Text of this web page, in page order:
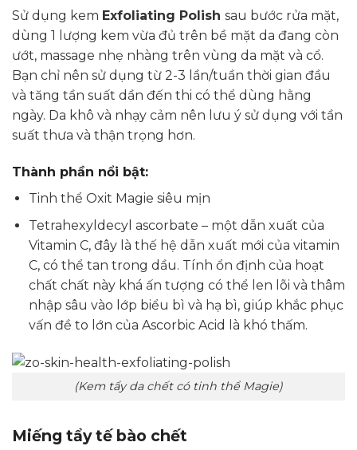
Sử dụng kem Exfoliating Polish sau bước rửa mặt,
dùng 1 lượng kem vừa đủ trên bề mặt da đang còn
ướt, massage nhẹ nhàng trên vùng da mặt và cổ.
Bạn chỉ nên sử dụng từ 2-3 lần/tuần thời gian đầu
và tăng tần suất dần đến thi có thể dùng hằng
ngày. Da khô và nhạy cảm nên lưu ý sử dụng với tần
suất thưa và thận trọng hơn.
Thành phần nổi bật:
Tinh thể Oxit Magie siêu mịn
Tetrahexyldecyl ascorbate – một dẫn xuất của
Vitamin C, đây là thế hệ dẫn xuất mới của vitamin
C, có thể tan trong dầu. Tính ổn định của hoạt
chất chất này khá ấn tượng có thể len lõi và thâm
nhập sâu vào lớp biểu bì và hạ bì, giúp khắc phục
vấn đề to lớn của Ascorbic Acid là khó thấm.
(Kem tẩy da chết có tinh thể Magie)
Miếng tẩy tế bào chết